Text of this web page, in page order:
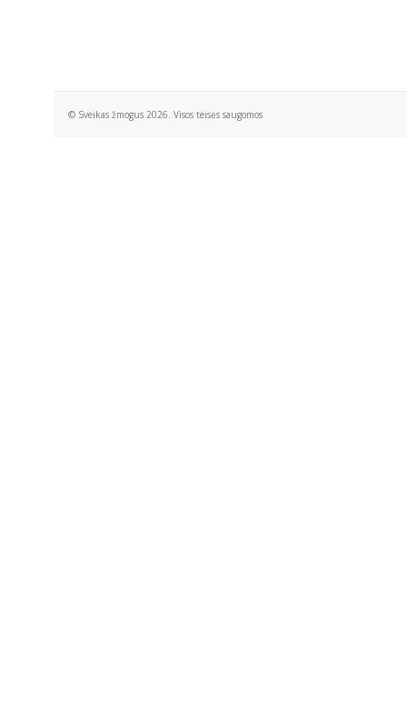
© Sveikas žmogus 2026. Visos teisės saugomos